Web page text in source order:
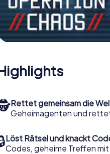
Rettet gemeinsam die
Geheimagenten und
Löst Rätsel und knackt
Codes, geheime Treffen